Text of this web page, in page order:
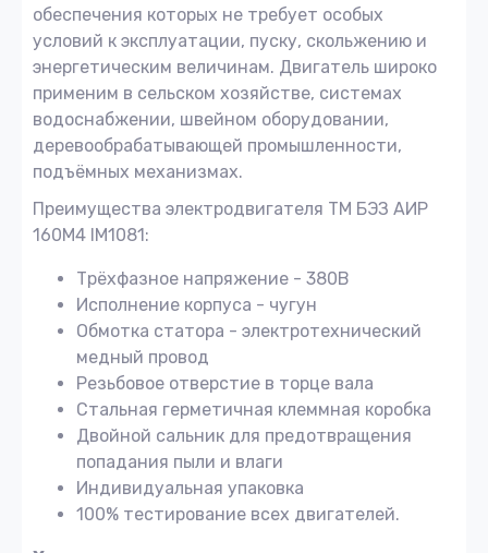
обеспечения которых не требует особых
условий к эксплуатации, пуску, скольжению и
энергетическим величинам. Двигатель широко
применим в сельском хозяйстве, системах
водоснабжении, швейном оборудовании,
деревообрабатывающей промышленности,
подъёмных механизмах.
Преимущества электродвигателя ТМ БЭЗ АИP
160M4 IM1081:
Трёхфазное напряжение - 380В
Исполнение корпуса - чугун
Обмотка статора - электротехнический
медный провод
Резьбовое отверстие в торце вала
Стальная герметичная клеммная коробка
Двойной сальник для предотвращения
попадания пыли и влаги
Индивидуальная упаковка
100% тестирование всех двигателей.